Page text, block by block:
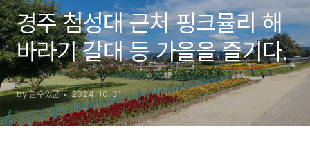
경주 첨성대 근처 핑크뮬리 해
바라기 갈대 등 가을을 즐기다.
by 할수있군 2024. 10. 31.